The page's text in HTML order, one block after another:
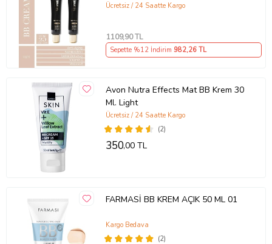
Ücretsiz / 24 Saatte Kargo
1109,90 TL
Sepette %12 İndirim 982,26 TL
Avon Nutra Effects Mat BB Krem 30
Ml. Light
(2)
Ücretsiz / 24 Saatte Kargo
350,00 TL
FARMASİ BB KREM AÇIK 50 ML 01
(2)
Kargo Bedava